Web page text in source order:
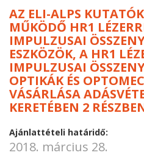
AZ ELI-ALPS
MŰKÖDŐ HR1
IMPULZUSAI
ESZKÖZÖK, A HR1
IMPULZUSAI
OPTIKÁK ÉS
VÁSÁRLÁSA
KERETÉBEN 2
Ajánlattételi határidő:
2018. március 28.